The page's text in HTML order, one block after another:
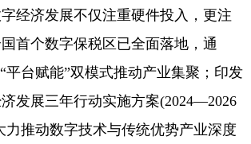
济发展不仅注重硬件投入，更注
首个数字保税区已全面落地，通
平台赋能”双模式推动产业集聚；印发
济发展三年行动实施方案(2024—2026
力推动数字技术与传统优势产业深度